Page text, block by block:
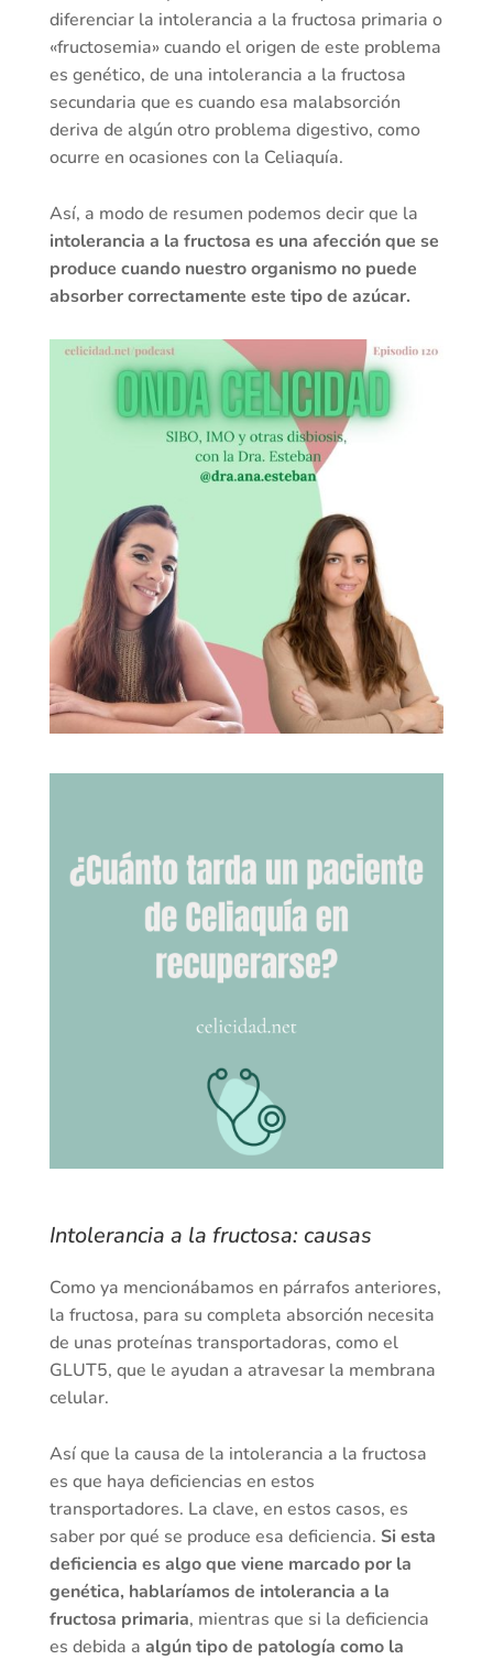
diferenciar la intolerancia a la fructosa primaria o
«fructosemia» cuando el origen de este problema
es genético, de una intolerancia a la fructosa
secundaria que es cuando esa malabsorción
deriva de algún otro problema digestivo, como
ocurre en ocasiones con la Celiaquía.
Así, a modo de resumen podemos decir que la
intolerancia a la fructosa es una afección que se
produce cuando nuestro organismo no puede
absorber correctamente este tipo de azúcar.
Intolerancia a la fructosa: causas
Como ya mencionábamos en párrafos anteriores,
la fructosa, para su completa absorción necesita
de unas proteínas transportadoras, como el
GLUT5, que le ayudan a atravesar la membrana
celular.
Así que la causa de la intolerancia a la fructosa
es que haya deficiencias en estos
transportadores. La clave, en estos casos, es
saber por qué se produce esa deficiencia. Si esta
deficiencia es algo que viene marcado por la
genética, hablaríamos de intolerancia a la
fructosa primaria, mientras que si la deficiencia
es debida a algún tipo de patología como la